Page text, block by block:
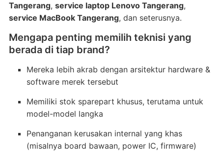
Tangerang, service laptop Lenovo Tangerang,
service MacBook Tangerang, dan seterusnya.
Mengapa penting memilih teknisi yang
berada di tiap brand?
Mereka lebih akrab dengan arsitektur hardware &
software merek tersebut
Memiliki stok sparepart khusus, terutama untuk
model-model langka
Penanganan kerusakan internal yang khas
(misalnya board bawaan, power IC, firmware)